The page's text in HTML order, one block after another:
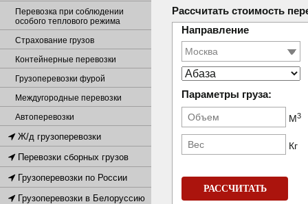
Рассчитать стоимость
Направление
Параметры груза:
М3
Кг
РАССЧИТАТЬ
Перевозка при соблюдении
особого теплового режима
Страхование грузов
Контейнерные перевозки
Грузоперевозки фурой
Междугородные перевозки
Автоперевозки
Ж/д грузоперевозки
Перевозки сборных грузов
Грузоперевозки по России
Грузоперевозки в Белоруссию